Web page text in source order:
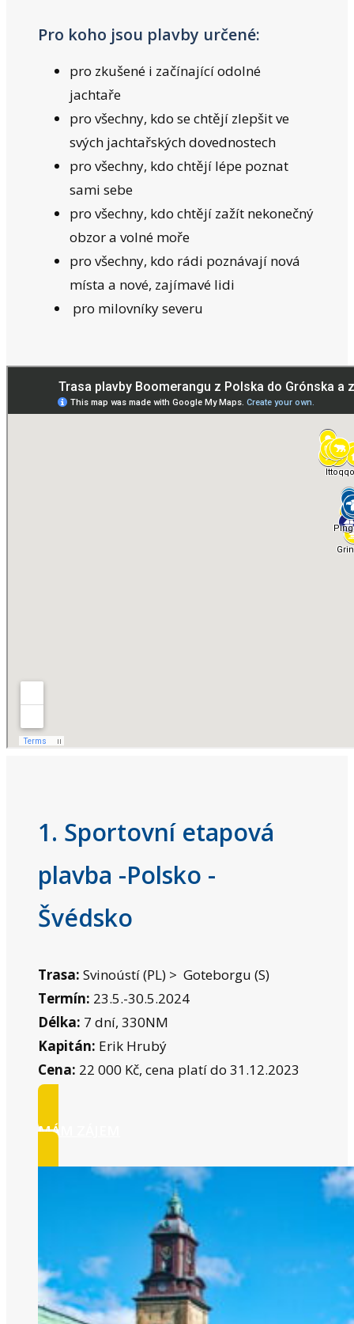
Pro koho jsou plavby určené:
pro zkušené i začínající odolné
jachtaře
pro všechny, kdo se chtějí zlepšit ve
svých jachtařských dovednostech
pro všechny, kdo chtějí lépe poznat
sami sebe
pro všechny, kdo chtějí zažít nekonečný
obzor a volné moře
pro všechny, kdo rádi poznávají nová
místa a nové, zajímavé lidi
pro milovníky severu
1. Sportovní etapová
plavba -Polsko -
Švédsko
Trasa: Svinoústí (PL) > Goteborgu (S)
Termín: 23.5.-30.5.2024
Délka: 7 dní, 330NM
Kapitán: Erik Hrubý
Cena: 22 000 Kč, cena platí do 31.12.2023
MÁM ZÁJEM